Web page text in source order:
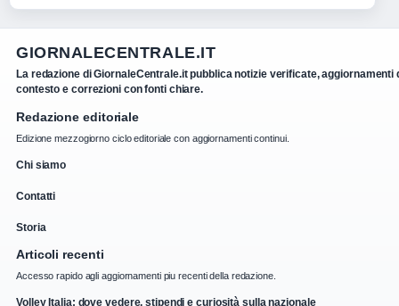
GIORNALECENTRALE.IT
La redazione di GiornaleCentrale.it pubblica notizie verificate, aggiornamenti
contesto e correzioni con fonti chiare.
Redazione editoriale
Edizione mezzogiorno ciclo editoriale con aggiornamenti continui.
Chi siamo
Contatti
Storia
Articoli recenti
Accesso rapido agli aggiornamenti piu recenti della redazione.
Volley Italia: dove vedere, stipendi e curiosità sulla nazionale